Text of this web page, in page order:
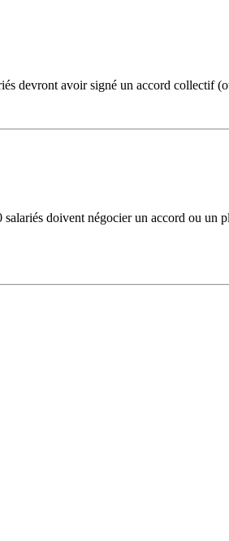
devront avoir signé un accord collectif
doivent négocier un accord ou un